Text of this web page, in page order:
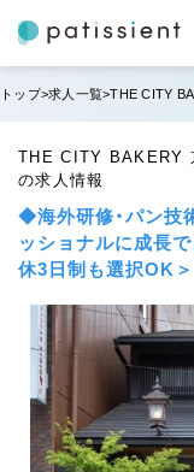
トップ 求人一覧 THE CITY
THE CITY BAKERY
の求人情報
◆海外研修・パン技
ッショナルに成長
休3日制も選択OK＞